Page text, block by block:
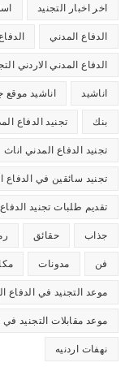
اخر اخبار التجنيد
الدفاع المدني
الدفاع المدني الاردني
اناشيد اناشيد موقع
بنك تجنيد الدفاع
تجنيد الدفاع المدني اناث
تجنيد سائقين في الدفاع
تقديم طلبات تجنيد
جذاب حقائق
فن مدونات
موعد التجنيد في الدفاع
موعد مقابلات التجنيد في
نهفات اردنيه